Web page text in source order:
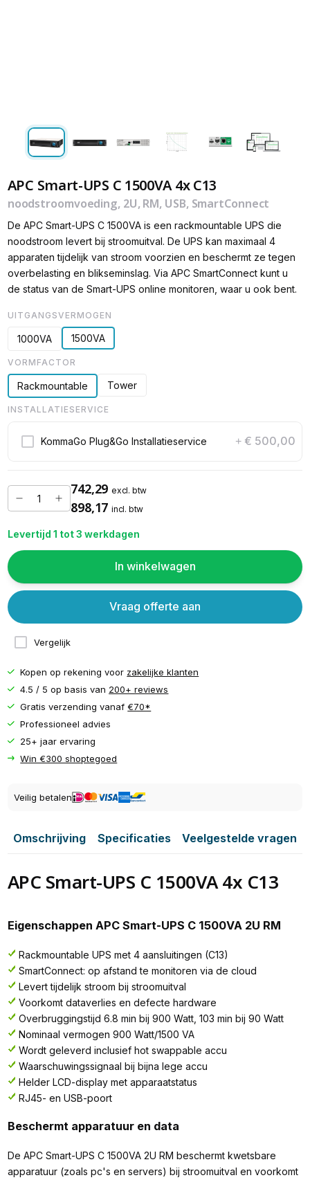
APC Smart-UPS C 1500VA 4x C13
noodstroomvoeding, 2U, RM, USB, SmartConnect
De APC Smart-UPS C 1500VA is een rackmountable UPS die
noodstroom levert bij stroomuitval. De UPS kan maximaal 4
apparaten tijdelijk van stroom voorzien en beschermt ze tegen
overbelasting en blikseminslag. Via APC SmartConnect kunt u
de status van de Smart-UPS online monitoren, waar u ook bent.
UITGANGSVERMOGEN
1000VA 1500VA
VORMFACTOR
Rackmountable Tower
INSTALLATIESERVICE
KommaGo Plug&Go Installatieservice + € 500,00
742,29 excl. btw
898,17 incl. btw
Levertijd 1 tot 3 werkdagen
In winkelwagen
Vergelijk
Vraag offerte aan
Kopen op rekening voor zakelijke klanten
4.5 / 5 op basis van 200+ reviews
Gratis verzending vanaf€70*
Professioneel advies
25+ jaar ervaring
Win €300 shoptegoed
Veilig betalen
Omschrijving Specificaties Veelgestelde vragen
APC Smart-UPS C 1500VA 4x C13
Eigenschappen APC Smart-UPS C 1500VA 2U RM
Rackmountable UPS met 4 aansluitingen (C13)
SmartConnect: op afstand te monitoren via de cloud
Levert tijdelijk stroom bij stroomuitval
Voorkomt dataverlies en defecte hardware
Overbruggingstijd 6.8 min bij 900 Watt, 103 min bij 90 Watt
Nominaal vermogen 900 Watt/1500 VA
Wordt geleverd inclusief hot swappable accu
Waarschuwingssignaal bij bijna lege accu
Helder LCD-display met apparaatstatus
RJ45- en USB-poort
Beschermt apparatuur en data
De APC Smart-UPS C 1500VA 2U RM beschermt kwetsbare
apparatuur (zoals pc's en servers) bij stroomuitval en voorkomt